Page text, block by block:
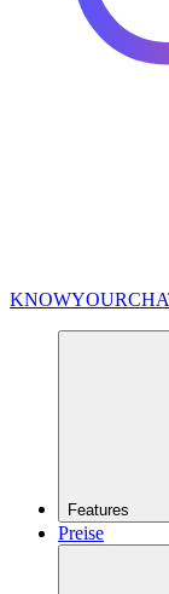
Features
Preise